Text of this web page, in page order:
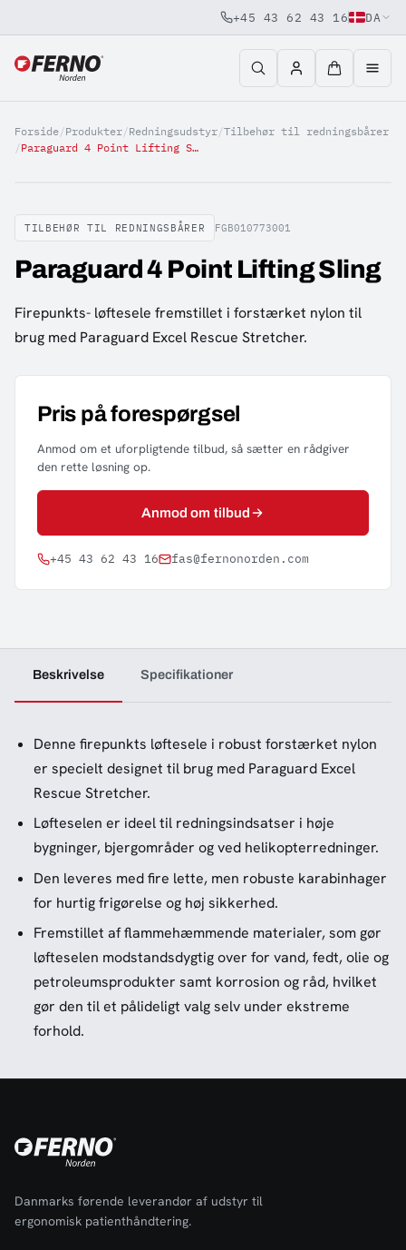
Jump to content
+45 43 62 43 16 DA
Forside/Produkter/Redningsudstyr/Tilbehør til redningsbårer
/
Paraguard 4 Point Lifting Sling
TILBEHØR TIL REDNINGSBÅRER FGB010773001
Paraguard 4 Point Lifting Sling
Firepunkts- løftesele fremstillet i forstærket nylon til
brug med Paraguard Excel Rescue Stretcher.
Pris på forespørgsel
Anmod om et uforpligtende tilbud, så sætter en rådgiver
den rette løsning op.
Anmod om tilbud
+45 43 62 43 16 fas@fernonorden.com
Beskrivelse Specifikationer
Denne firepunkts løftesele i robust forstærket nylon
er specielt designet til brug med Paraguard Excel
Rescue Stretcher.
Løfteselen er ideel til redningsindsatser i høje
bygninger, bjergområder og ved helikopterredninger.
Den leveres med fire lette, men robuste karabinhager
for hurtig frigørelse og høj sikkerhed.
Fremstillet af flammehæmmende materialer, som gør
løfteselen modstandsdygtig over for vand, fedt, olie og
petroleumsprodukter samt korrosion og råd, hvilket
gør den til et pålideligt valg selv under ekstreme
forhold.
Danmarks førende leverandør af udstyr til
ergonomisk patienthåndtering.